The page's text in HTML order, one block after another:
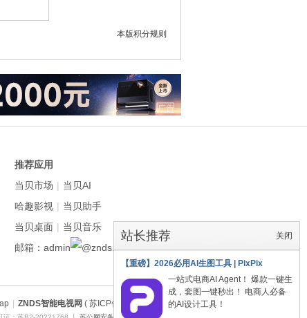
本版积分规则
关闭
站长推荐
【重磅】2026必用AI生图工具 | PixPix
一站式电商AI Agent！ 爆款一键生
成，套图一键秒出！ 电商人必备
的AI设计工具！
推荐应用
当贝市场 | 当贝AI
哈趣影视 | 当贝助手
当贝桌面 | 当贝音乐
邮箱：admin
znds.com
ZNDS智能电视网 ( 苏ICP备2023012627号 )